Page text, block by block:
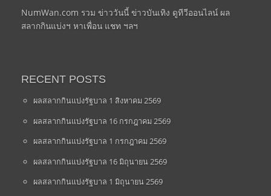
NumWan.com รวม ข่าววันนี้ ข่าวบันเทิง ดูทีวีออนไลน์ ผล
สลากกินแบ่งฯ หาเพื่อน แชท ฯลฯ
RECENT POSTS
ผลสลากกินแบ่งรัฐบาล 1 สิงหาคม 2569
ผลสลากกินแบ่งรัฐบาล 16 กรกฎาคม 2569
ผลสลากกินแบ่งรัฐบาล 1 กรกฎาคม 2569
ผลสลากกินแบ่งรัฐบาล 16 มิถุนายน 2569
ผลสลากกินแบ่งรัฐบาล 1 มิถุนายน 2569